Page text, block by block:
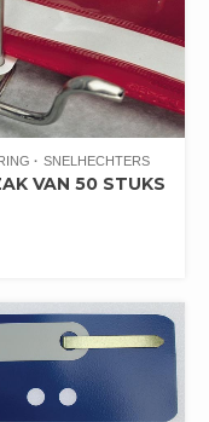
SNELHECHTERS
VAN 50 STUKS